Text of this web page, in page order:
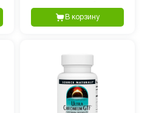
В корзину